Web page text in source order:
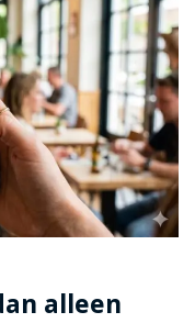
alleen